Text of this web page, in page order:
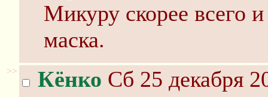
Микуру скорее всего и
маска.
>> Кёнко Сб 25 декабря